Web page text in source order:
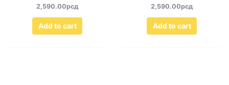
2,590.00рсд
Add to cart
2,590.00рсд
Add to cart